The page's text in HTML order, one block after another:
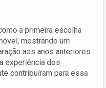
a primeira escolha
mostrando um
aos anos anteriores.
experiência dos
contribuíram para essa